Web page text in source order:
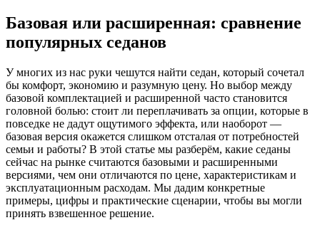
Базовая или расширенная: сравнение
популярных седанов
У многих из нас руки чешутся найти седан, который сочетал
бы комфорт, экономию и разумную цену. Но выбор между
базовой комплектацией и расширенной часто становится
головной болью: стоит ли переплачивать за опции, которые в
повседке не дадут ощутимого эффекта, или наоборот —
базовая версия окажется слишком отсталая от потребностей
семьи и работы? В этой статье мы разберём, какие седаны
сейчас на рынке считаются базовыми и расширенными
версиями, чем они отличаются по цене, характеристикам и
эксплуатационным расходам. Мы дадим конкретные
примеры, цифры и практические сценарии, чтобы вы могли
принять взвешенное решение.